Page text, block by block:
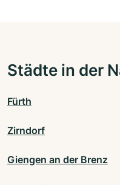
Städte in der
Fürth
Zirndorf
Giengen an der Brenz